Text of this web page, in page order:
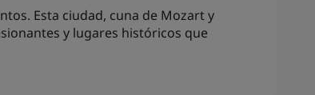
Esta ciudad, cuna de Mozart y
y lugares históricos que